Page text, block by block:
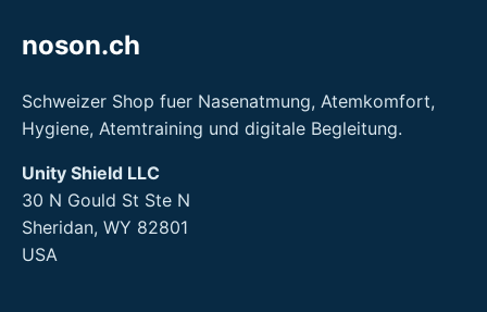
noson.ch
Schweizer Shop fuer Nasenatmung, Atemkomfort,
Hygiene, Atemtraining und digitale Begleitung.
Unity Shield LLC
30 N Gould St Ste N
Sheridan, WY 82801
USA